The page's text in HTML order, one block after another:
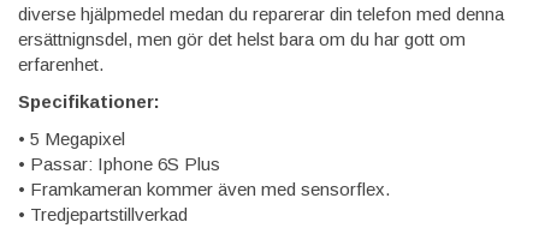
diverse hjälpmedel medan du reparerar din telefon med denna
ersättnignsdel, men gör det helst bara om du har gott om
erfarenhet.
Specifikationer:
• 5 Megapixel
• Passar: Iphone 6S Plus
• Framkameran kommer även med sensorflex.
• Tredjepartstillverkad